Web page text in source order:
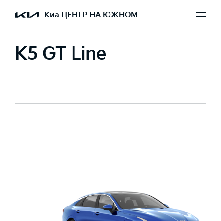
Киа ЦЕНТР НА ЮЖНОМ
K5 GT Line